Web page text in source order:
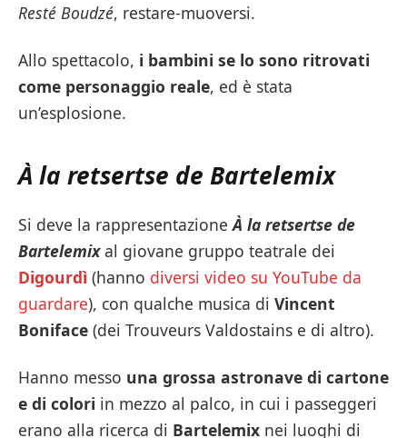
Resté Boudzé, restare-muoversi.
Allo spettacolo, i bambini se lo sono ritrovati
come personaggio reale, ed è stata
un’esplosione.
À la retsertse de Bartelemix
Si deve la rappresentazioneÀ la retsertse de
Bartelemixal giovane gruppo teatrale dei
Digourdì (hanno diversi video su YouTube da
guardare), con qualche musica di Vincent
Boniface (dei Trouveurs Valdostains e di altro).
Hanno messo una grossa astronave di cartone
e di colori in mezzo al palco, in cui i passeggeri
erano alla ricerca di Bartelemix nei luoghi di